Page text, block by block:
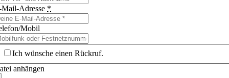
Adresse *
Mobil
Ich wünsche einen Rückruf.
anhängen